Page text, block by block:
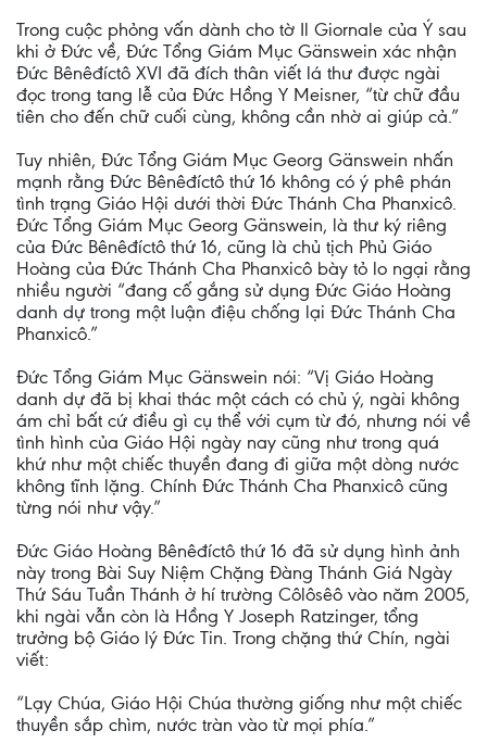
Trong cuộc phỏng vấn dành cho tờ Il Giornale của Ý sau
khi ở Đức về, Đức Tổng Giám Mục Gänswein xác nhận
Đức Bênêđíctô XVI đã đích thân viết lá thư được ngài
đọc trong tang lễ của Đức Hồng Y Meisner, “từ chữ đầu
tiên cho đến chữ cuối cùng, không cần nhờ ai giúp cả.”
Tuy nhiên, Ðức Tổng Giám Mục Georg Gänswein nhấn
mạnh rằng Đức Bênêđíctô thứ 16 không có ý phê phán
tình trạng Giáo Hội dưới thời Đức Thánh Cha Phanxicô.
Ðức Tổng Giám Mục Georg Gänswein, là thư ký riêng
của Đức Bênêđíctô thứ 16, cũng là chủ tịch Phủ Giáo
Hoàng của Đức Thánh Cha Phanxicô bày tỏ lo ngại rằng
nhiều người “đang cố gắng sử dụng Đức Giáo Hoàng
danh dự trong một luận điệu chống lại Đức Thánh Cha
Phanxicô.”
Đức Tổng Giám Mục Gänswein nói: “Vị Giáo Hoàng
danh dự đã bị khai thác một cách có chủ ý, ngài không
ám chỉ bất cứ điều gì cụ thể với cụm từ đó, nhưng nói về
tình hình của Giáo Hội ngày nay cũng như trong quá
khứ như một chiếc thuyền đang đi giữa một dòng nước
không tĩnh lặng. Chính Đức Thánh Cha Phanxicô cũng
từng nói như vậy.”
Đức Giáo Hoàng Bênêđíctô thứ 16 đã sử dụng hình ảnh
này trong Bài Suy Niệm Chặng Đàng Thánh Giá Ngày
Thứ Sáu Tuần Thánh ở hí trường Côlôsêô vào năm 2005,
khi ngài vẫn còn là Hồng Y Joseph Ratzinger, tổng
trưởng bộ Giáo lý Đức Tin. Trong chặng thứ Chín, ngài
viết:
“Lạy Chúa, Giáo Hội Chúa thường giống như một chiếc
thuyền sắp chìm, nước tràn vào từ mọi phía.”